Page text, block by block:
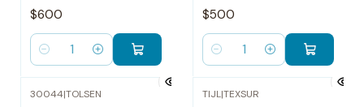
$600
Cantidad
$500
Cantidad
30044|TOLSEN TIJL|TEXSUR